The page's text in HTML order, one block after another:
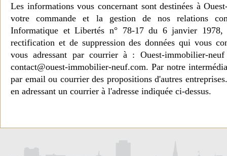
Les informations vous concernant sont destinées à
votre commande et la gestion de nos relations
Informatique et Libertés n° 78-17 du 6 janvier 1978,
rectification et de suppression des données qui vous
vous adressant par courrier à : Ouest-immobilier-
contact@ouest-immobilier-neuf.com. Par notre
par email ou courrier des propositions d'autres
en adressant un courrier à l'adresse indiquée ci-dessus.